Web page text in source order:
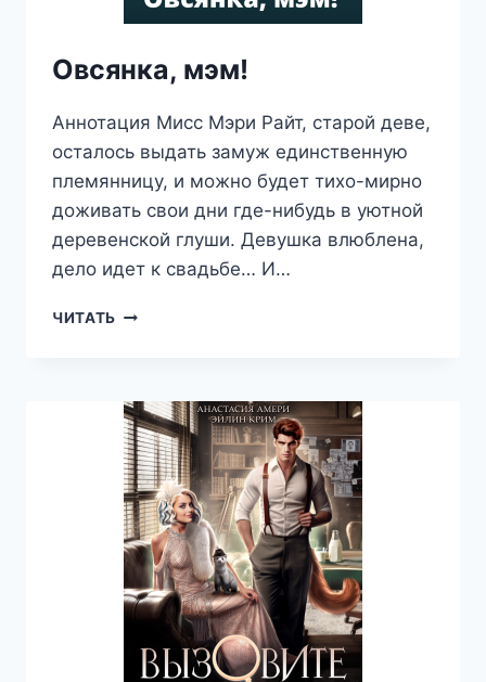
Овсянка, мэм!
Аннотация Мисс Мэри Райт, старой деве,
осталось выдать замуж единственную
племянницу, и можно будет тихо-мирно
доживать свои дни где-нибудь в уютной
деревенской глуши. Девушка влюблена,
дело идет к свадьбе… И…
ЧИТАТЬ ОВСЯНКА,